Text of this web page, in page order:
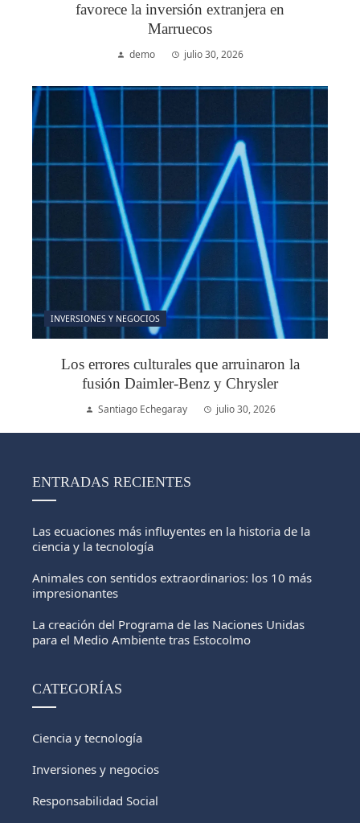
favorece la inversión extranjera en
Marruecos
demo julio 30, 2026
INVERSIONES Y NEGOCIOS
Los errores culturales que arruinaron la
fusión Daimler-Benz y Chrysler
Santiago Echegaray julio 30, 2026
ENTRADAS RECIENTES
Las ecuaciones más influyentes en la historia de la
ciencia y la tecnología
Animales con sentidos extraordinarios: los 10 más
impresionantes
La creación del Programa de las Naciones Unidas
para el Medio Ambiente tras Estocolmo
CATEGORÍAS
Ciencia y tecnología
Inversiones y negocios
Responsabilidad Social